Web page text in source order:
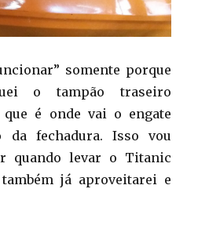
somente porque
o tampão traseiro
é onde vai o engate
da fechadura. Isso vou
quando levar o Titanic
já aproveitarei e